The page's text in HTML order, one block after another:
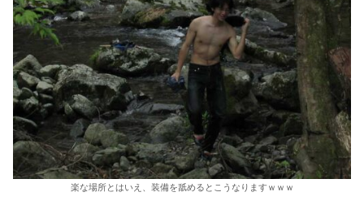
楽な場所とはいえ、装備を舐めるとこうなりますｗｗｗ